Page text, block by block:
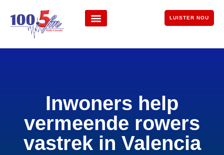
LUISTER NOU
Inwoners help
vermeende rowers
vastrek in Valencia